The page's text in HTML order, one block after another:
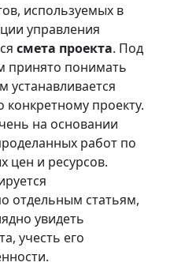
используемых в
управления
смета проекта. Под
принято понимать
устанавливается
конкретному проекту.
на основании
работ по
цен и ресурсов.
отдельным статьям,
увидеть
учесть его